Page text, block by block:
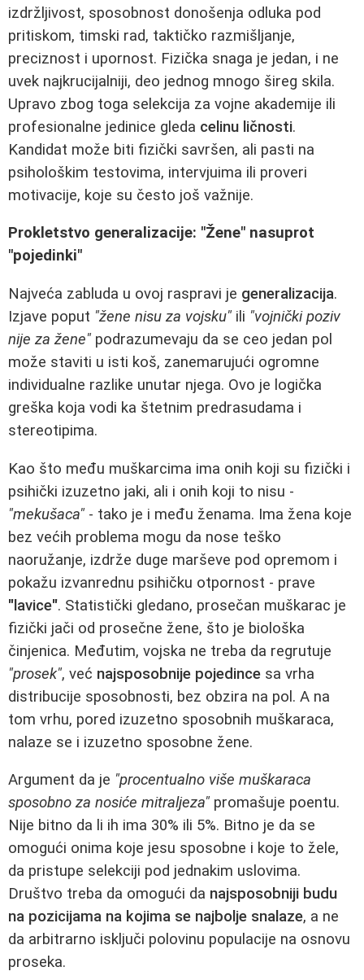
izdržljivost, sposobnost donošenja odluka pod
pritiskom, timski rad, taktičko razmišljanje,
preciznost i upornost. Fizička snaga je jedan, i ne
uvek najkrucijalniji, deo jednog mnogo šireg skila.
Upravo zbog toga selekcija za vojne akademije ili
profesionalne jedinice gleda celinu ličnosti.
Kandidat može biti fizički savršen, ali pasti na
psihološkim testovima, intervjuima ili proveri
motivacije, koje su često još važnije.
Prokletstvo generalizacije: "Žene" nasuprot
"pojedinki"
Najveća zabluda u ovoj raspravi je generalizacija.
Izjave poput "žene nisu za vojsku" ili "vojnički poziv
nije za žene" podrazumevaju da se ceo jedan pol
može staviti u isti koš, zanemarujući ogromne
individualne razlike unutar njega. Ovo je logička
greška koja vodi ka štetnim predrasudama i
stereotipima.
Kao što među muškarcima ima onih koji su fizički i
psihički izuzetno jaki, ali i onih koji to nisu -
"mekušaca" - tako je i među ženama. Ima žena koje
bez većih problema mogu da nose teško
naoružanje, izdrže duge marševe pod opremom i
pokažu izvanrednu psihičku otpornost - prave
"lavice". Statistički gledano, prosečan muškarac je
fizički jači od prosečne žene, što je biološka
činjenica. Međutim, vojska ne treba da regrutuje
"prosek", već najsposobnije pojedince sa vrha
distribucije sposobnosti, bez obzira na pol. A na
tom vrhu, pored izuzetno sposobnih muškaraca,
nalaze se i izuzetno sposobne žene.
Argument da je "procentualno više muškaraca
sposobno za nosiće mitraljeza" promašuje poentu.
Nije bitno da li ih ima 30% ili 5%. Bitno je da se
omogući onima koje jesu sposobne i koje to žele,
da pristupe selekciji pod jednakim uslovima.
Društvo treba da omogući da najsposobniji budu
na pozicijama na kojima se najbolje snalaze, a ne
da arbitrarno isključi polovinu populacije na osnovu
proseka.